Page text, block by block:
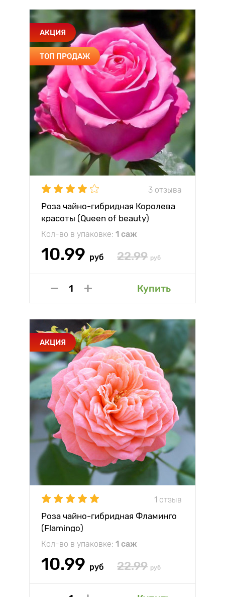
АКЦИЯ
ТОП ПРОДАЖ
3 отзыва
Роза чайно-гибридная Королева
красоты (Queen of beauty)
Кол-во в упаковке: 1 саж
10.99 руб 22.99 руб
Купить
АКЦИЯ
1 отзыв
Роза чайно-гибридная Фламинго
(Flamingo)
Кол-во в упаковке: 1 саж
10.99 руб 22.99 руб